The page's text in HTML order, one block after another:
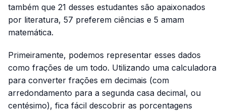
também que 21 desses estudantes são apaixonados
por literatura, 57 preferem ciências e 5 amam
matemática.
Primeiramente, podemos representar esses dados
como frações de um todo. Utilizando uma calculadora
para converter frações em decimais (com
arredondamento para a segunda casa decimal, ou
centésimo), fica fácil descobrir as porcentagens